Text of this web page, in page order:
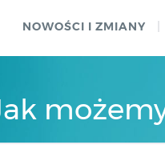
NOWOŚCI I ZMIANY